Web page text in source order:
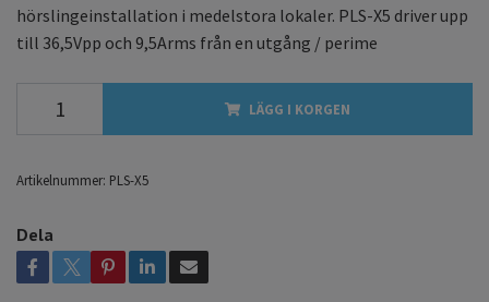
hörslingeinstallation i medelstora lokaler. PLS-X5 driver upp
till 36,5Vpp och 9,5Arms från en utgång / perime
LÄGG I KORGEN
Artikelnummer: PLS-X5
Dela